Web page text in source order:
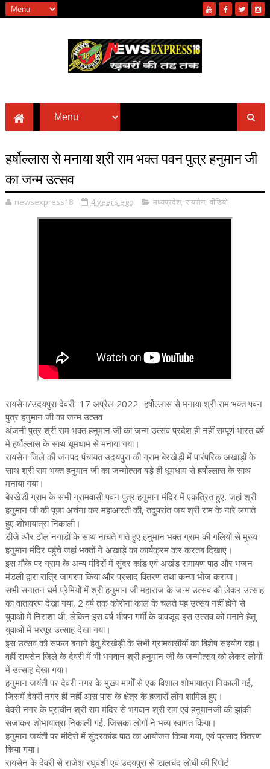
हर्षोल्लास से मनाया श्री राम भक्त पवन पुत्र हनुमान जी
का जन्म उत्सव
newsexpress18 4 years ago मध्यप्रदेश, रायसेन, वीडियो
रायसेन/उदयपुरा देवरी:-17 अप्रैल 2022- हर्षोल्लास से मनाया श्री राम भक्त पवन
पुत्र हनुमान जी का जन्म उत्सव
अंजनी पुत्र श्री राम भक्त हनुमान जी का जन्म उत्सव प्रदेश ही नहीं सम्पूर्ण भारत बर्ष
में हर्षोल्लास के साथ धूमधाम से मनाया गया।
रायसेन जिले की जनपद पंचायत उदयपुरा की ग्राम बेरखेड़ी में पारंपरिक अखाड़ों के
साथ श्री राम भक्त हनुमान जी का जन्मोत्सव बड़े ही धूमधाम से हर्षोल्लास के साथ
मनाया गया।
बेरखेड़ी ग्राम के सभी ग्रामवासी पवन पुत्र हनुमान मंदिर में एकत्रित हुए, जहां श्री
हनुमान जी की पूजा अर्चना कर महाआरती की, तदुपरांत जय श्री राम के नारे लगाते
हुए शोभायात्रा निकाली।
डीजे और ढोल नगाड़ों के साथ नाचते गाते हुए हनुमान भक्त ग्राम की गलियों से मुख्य
हनुमान मंदिर पहुंचे जहां भक्तों ने अखाड़े का कार्यक्रम कर करतब दिखाए।
इस मौके पर ग्राम के अन्य मंदिरों में सुंदर कांड एवं अखंड रामायण पाठ और भजन
मंडली द्वारा रात्रि जागरण किया और प्रसाद वितरण तथा कन्या भोज कराया।
सभी सनातन धर्म प्रेमियों में श्री हनुमान जी महाराज के जन्म उत्सव को लेकर उत्साह
का वातावरण देखा गया, 2 वर्ष तक कोरोना काल के चलते यह उत्सव नहीं होने से
युवाओं में निराशा थी, लेकिन इस वर्ष भीषण गर्मी के बावजूद इस उत्सव को मनाने हेतु
युवाओं में भरपूर उत्साह देखा गया।
इस उत्सव को सफल बनाने हेतु बेरखेड़ी के सभी ग्रामवासीयों का बिशेष सहयोग रहा।
वहीं रायसेन जिले के देवरी में भी भगवान श्री हनुमान जी के जन्मोत्सव को लेकर लोगों
में उत्साह देखा गया।
हनुमान जयंती पर देवरी नगर के मुख्य मार्गों से एक विशाल शोभायात्रा निकाली गई,
जिसमें देवरी नगर ही नहीं आस पास के क्षेत्र के हजारों लोग शामिल हुए।
देवरी नगर के प्राचीन श्री राम मंदिर से भगवान श्री राम एवं हनुमानजी की झांकी
सजाकर शोभायात्रा निकाली गई, जिसका लोगों ने भव्य स्वागत किया।
हनुमान जयंती पर मंदिरो में सुंदरकांड पाठ का आयोजन किया गया, एवं प्रसाद वितरण
किया गया।
रायसेन के देवरी से राजेश रघुवंशी एवं उदयपुरा से डालचंद लोधी की रिपोर्ट